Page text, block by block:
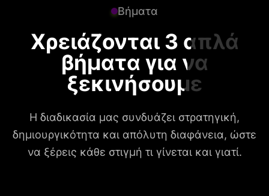
Βήματα
Χρειάζονται 3 απλά
βήματα για να
ξεκινήσουμε
Η διαδικασία μας συνδυάζει στρατηγική,
δημιουργικότητα και απόλυτη διαφάνεια, ώστε
να ξέρεις κάθε στιγμή τι γίνεται και γιατί.